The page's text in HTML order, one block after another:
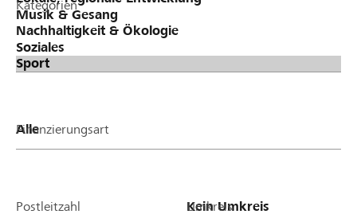
Kategorien
Finanzierungsart
Postleitzahl Umkreis